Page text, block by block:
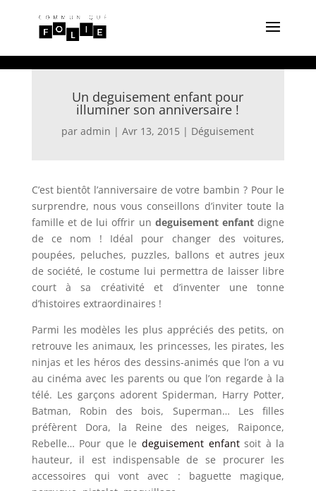
Un deguisement enfant pour
illuminer son anniversaire !
paradmin |Avr 13, 2015 | Déguisement
C’est bientôt l’anniversaire de votre bambin ? Pour le
surprendre, nous vous conseillons d’inviter toute la
famille et de lui offrir un deguisement enfant digne
de ce nom ! Idéal pour changer des voitures,
poupées, peluches, puzzles, ballons et autres jeux
de société, le costume lui permettra de laisser libre
court à sa créativité et d’inventer une tonne
d’histoires extraordinaires !
Parmi les modèles les plus appréciés des petits, on
retrouve les animaux, les princesses, les pirates, les
ninjas et les héros des dessins-animés que l’on a vu
au cinéma avec les parents ou que l’on regarde à la
télé. Les garçons adorent Spiderman, Harry Potter,
Batman, Robin des bois, Superman… Les filles
préfèrent Dora, la Reine des neiges, Raiponce,
Rebelle… Pour que le deguisement enfantsoit à la
hauteur, il est indispensable de se procurer les
accessoires qui vont avec : baguette magique,